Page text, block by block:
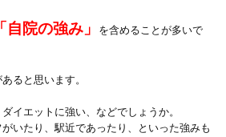
「自院の強み」
を含めることが多いで
ると思います。
イエットに強い、などでしょうか。
いたり、駅近であったり、といった強みも